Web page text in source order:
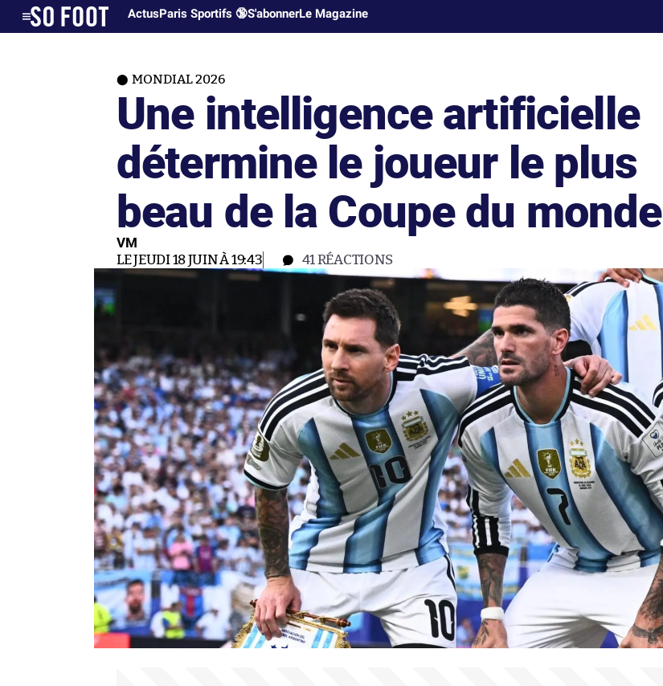
ActusParis Sportifs 🔞S'abonnerLe Magazine
MONDIAL 2026
Une intelligence artificielle
détermine le joueur le plus
beau de la Coupe du monde
VM
LE JEUDI 18 JUIN À 19:43 41 RÉACTIONS